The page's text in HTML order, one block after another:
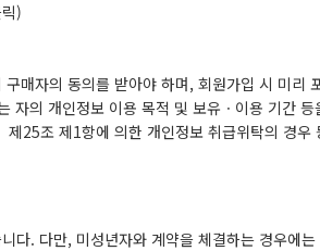
)
매자의 동의를 받아야 하며, 회원가입 시 미리
자의 개인정보 이용 목적 및 보유ㆍ이용 기간 등
25조 제1항에 의한 개인정보 취급위탁의 경우
다. 다만, 미성년자와 계약을 체결하는 경우에는